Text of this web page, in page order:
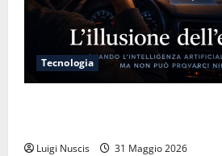
Tecnologia
Luigi Nuscis 31 Maggio 2026